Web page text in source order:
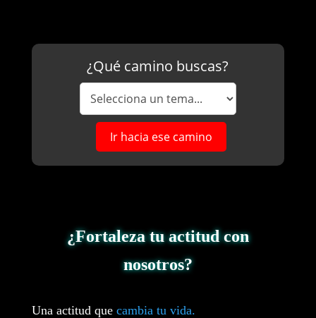
¿Qué camino buscas?
Ir hacia ese camino
¿Fortaleza tu actitud con
nosotros?
Una actitud que cambia tu vida.